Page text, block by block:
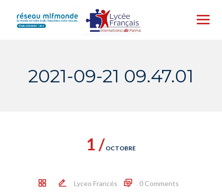
content
2021-09-21 09.47.01
1 / OCTOBRE
Lyceo Francés 0 Comments